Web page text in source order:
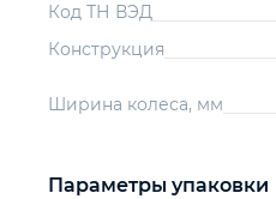
Код ТН ВЭД
Конструкция
Ширина колеса, мм
Параметры упаковки